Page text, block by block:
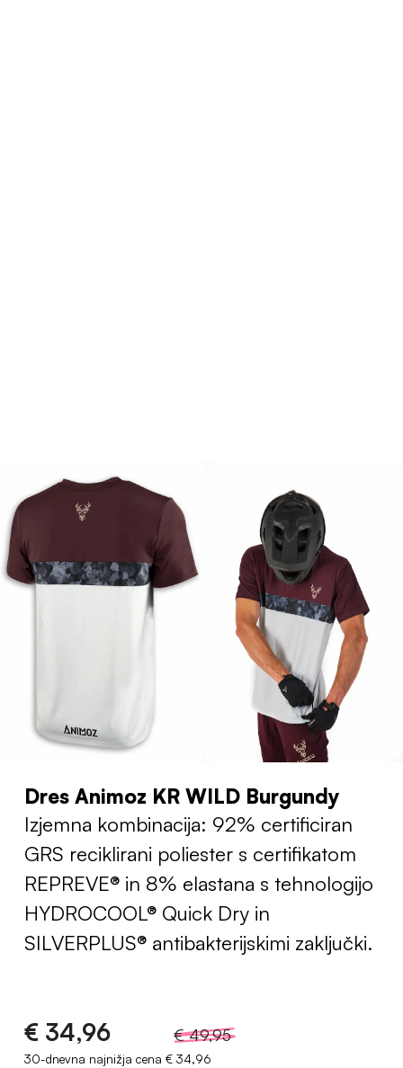
Dres Animoz KR WILD Burgundy
Izjemna kombinacija: 92% certificiran
GRS reciklirani poliester s certifikatom
REPREVE® in 8% elastana s tehnologijo
HYDROCOOL® Quick Dry in
SILVERPLUS® antibakterijskimi zaključki.
€ 34,96 € 49,95
30-dnevna najnižja cena € 34,96